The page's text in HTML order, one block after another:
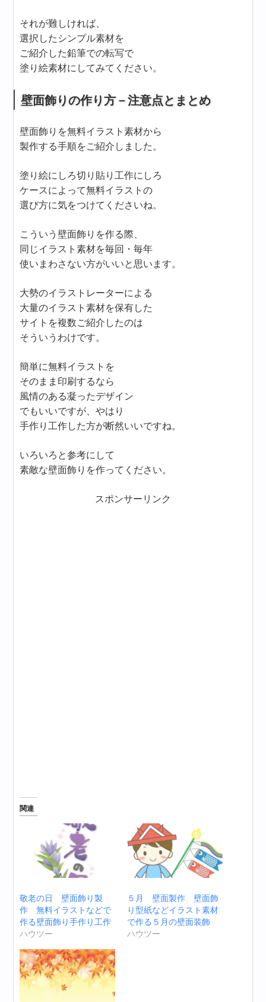
それが難しければ、
選択したシンプル素材を
ご紹介した鉛筆での転写で
塗り絵素材にしてみてください。
壁面飾りの作り方－注意点とまとめ
壁面飾りを無料イラスト素材から
製作する手順をご紹介しました。
塗り絵にしろ切り貼り工作にしろ
ケースによって無料イラストの
選び方に気をつけてくださいね。
こういう壁面飾りを作る際、
同じイラスト素材を毎回・毎年
使いまわさない方がいいと思います。
大勢のイラストレーターによる
大量のイラスト素材を保有した
サイトを複数ご紹介したのは
そういうわけです。
簡単に無料イラストを
そのまま印刷するなら
風情のある凝ったデザイン
でもいいですが、やはり
手作り工作した方が断然いいですね。
いろいろと参考にして
素敵な壁面飾りを作ってください。
スポンサーリンク
関連
敬老の日 壁面飾り製
作 無料イラストなどで
作る壁面飾り手作り工作
ハウツー
５月 壁面製作 壁面飾
り型紙などイラスト素材
で作る５月の壁面装飾
ハウツー